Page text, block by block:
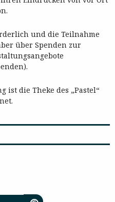
und die Teilnahme
über Spenden zur
ist die Theke des „Pastel“